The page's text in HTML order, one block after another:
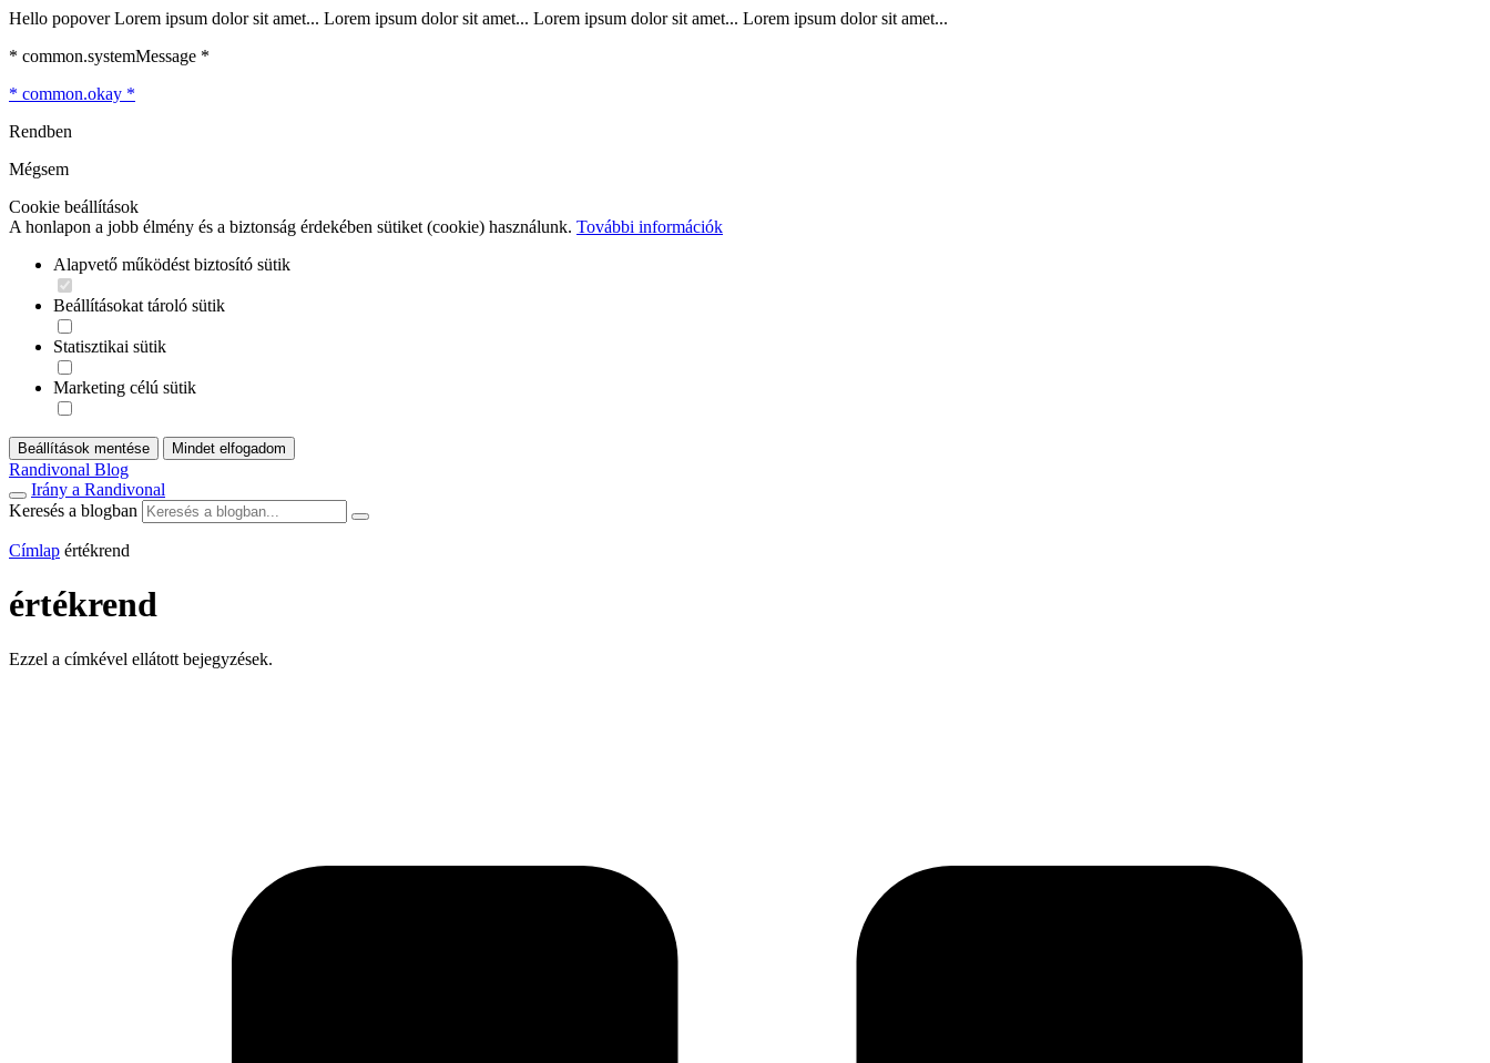
Hello popover Lorem ipsum dolor sit amet... Lorem ipsum dolor sit amet... Lorem ipsum dolor sit amet... Lorem ipsum dolor sit amet...
* common.systemMessage *
* common.okay *
Rendben
Mégsem
Cookie beállítások
A honlapon a jobb élmény és a biztonság érdekében sütiket (cookie) használunk. További információk
Alapvető működést biztosító sütik
Beállításokat tároló sütik
Statisztikai sütik
Marketing célú sütik
Beállítások mentése Mindet elfogadom
Randivonal Blog
Irány a Randivonal
Keresés a blogban
Címlap értékrend
értékrend
Ezzel a címkével ellátott bejegyzések.